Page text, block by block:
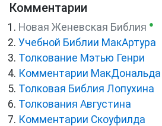
Комментарии
Новая Женевская Библия ●
Учебной Библии МакАртура
Толкование Мэтью Генри
Комментарии МакДональда
Толковая Библия Лопухина
Толкования Августина
Комментарии Скоуфилда